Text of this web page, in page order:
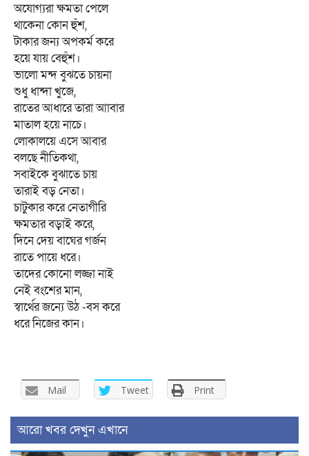
অযোগ্যরা ক্ষমতা পেলে
থাকেনা কোন হুঁশ,
টাকার জন্য অপকর্ম করে
হয়ে যায় বেহুঁশ।
ভালো মন্দ বুঝতে চায়না
শুধু ধান্দা খুজে,
রাতের আধারে তারা আাবার
মাতাল হয়ে নাচে।
লোকালয়ে এসে আবার
বলছে নীতিকথা,
সবাইকে বুঝাতে চায়
তারাই বড় নেতা।
চাটুকার করে নেতাগীরি
ক্ষমতার বড়াই করে,
দিনে দেয় বাঘের গর্জন
রাতে পায়ে ধরে।
তাদের কোনো লজ্জা নাই
নেই বংশের মান,
স্বার্থের জন্যে উঠ -বস করে
ধরে নিজের কান।
Mail Tweet Print
আরো খবর দেখুন এখানে